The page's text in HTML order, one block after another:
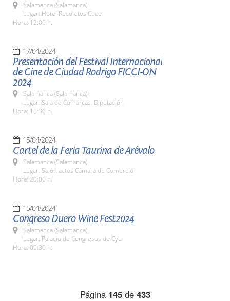
Salamanca (Salamanca)
Lugar: Hotel Recoletos Coco
Hora: 12:00 h.
17/04/2024
Presentación del Festival Internacional
de Cine de Ciudad Rodrigo FICCI-ON
2024
Salamanca (Salamanca)
Lugar: Sala de Comarcas. Diputación
Hora: 10:30 h.
15/04/2024
Cartel de la Feria Taurina de Arévalo
Salamanca (Salamanca)
Lugar: Salón actos Cámara de Comercio
Hora: 20:00 h.
15/04/2024
Congreso Duero Wine Fest2024
Salamanca (Salamanca)
Lugar: Palacio de Congresos de CyL
Hora: 09:30 h.
Página 145de 433